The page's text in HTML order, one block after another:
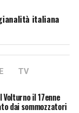
italiana
TV
il 17enne
dai sommozzatori